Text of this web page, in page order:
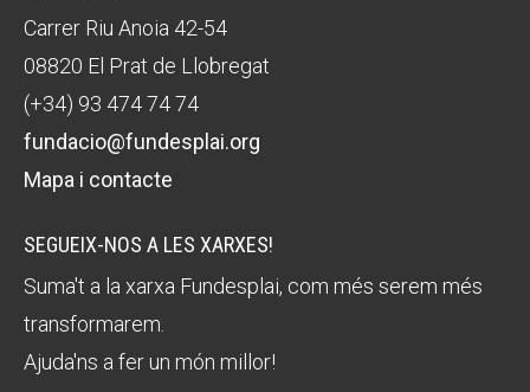
Carrer Riu Anoia 42-54
08820 El Prat de Llobregat
(+34) 93 474 74 74
fundacio@fundesplai.org
Mapa i contacte
SEGUEIX-NOS A LES XARXES!
Suma't a la xarxa Fundesplai, com més serem més
transformarem.
Ajuda'ns a fer un món millor!